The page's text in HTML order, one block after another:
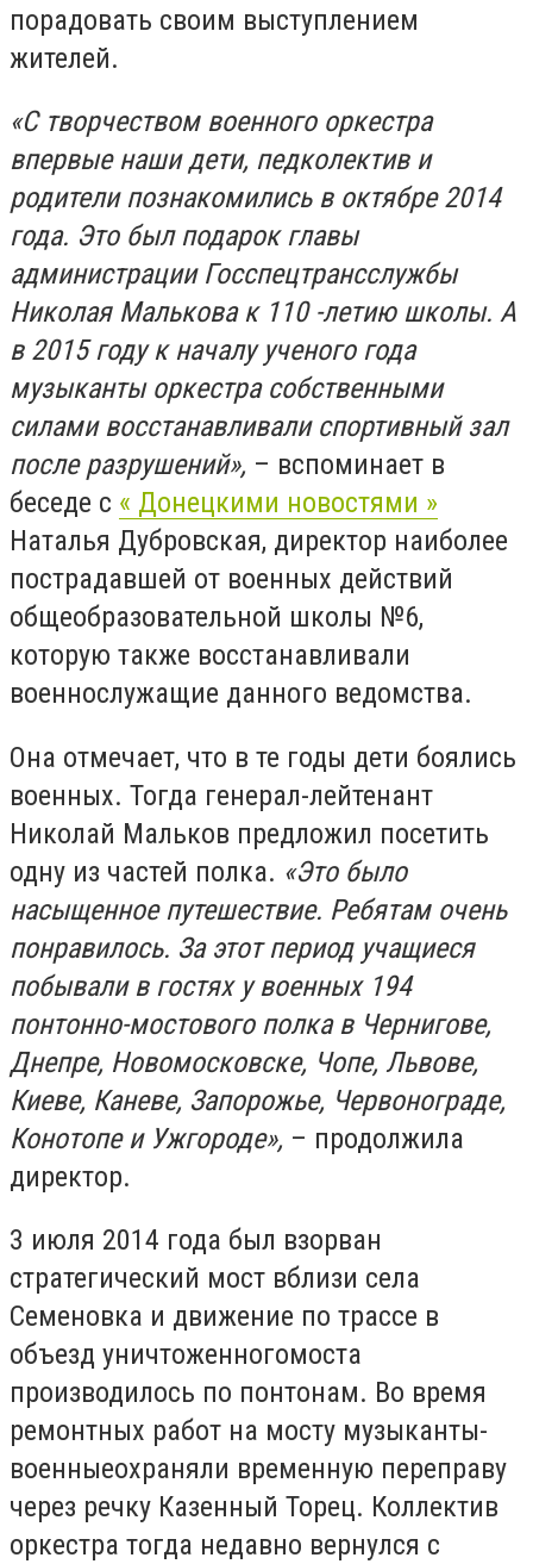
порадовать своим выступлением
жителей.
«С творчеством военного оркестра
впервые наши дети, педколектив и
родители познакомились в октябре 2014
года. Это был подарок главы
администрации Госспецтрансслужбы
Николая Малькова к 110 -летию школы. А
в 2015 году к началу ученого года
музыканты оркестра собственными
силами восстанавливали спортивный зал
после разрушений», – вспоминает в
беседе с « Донецкими новостями »
Наталья Дубровская, директор наиболее
пострадавшей от военных действий
общеобразовательной школы №6,
которую также восстанавливали
военнослужащие данного ведомства.
Она отмечает, что в те годы дети боялись
военных. Тогда генерал-лейтенант
Николай Мальков предложил посетить
одну из частей полка. «Это было
насыщенное путешествие. Ребятам очень
понравилось. За этот период учащиеся
побывали в гостях у военных 194
понтонно-мостового полка в Чернигове,
Днепре, Новомосковске, Чопе, Львове,
Киеве, Каневе, Запорожье, Червонограде,
Конотопе и Ужгороде», – продолжила
директор.
3 июля 2014 года был взорван
стратегический мост вблизи села
Семеновка и движение по трассе в
объезд уничтоженногомоста
производилось по понтонам. Во время
ремонтных работ на мосту музыканты-
военныеохраняли временную переправу
через речку Казенный Торец. Коллектив
оркестра тогда недавно вернулся с